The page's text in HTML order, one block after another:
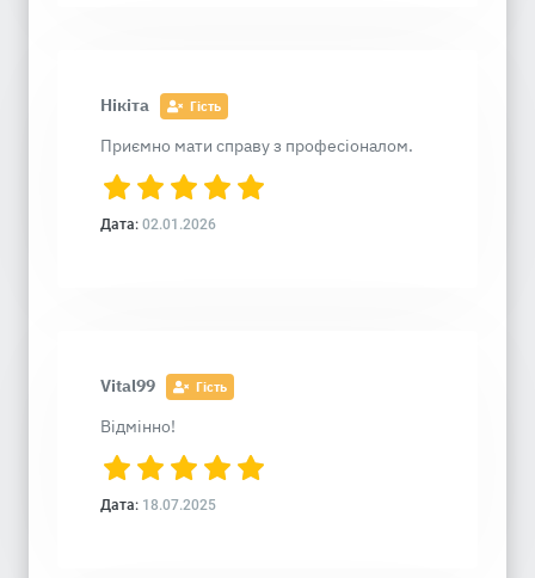
Нікіта Гість
Приємно мати справу з професіоналом.
Дата: 02.01.2026
Vital99 Гість
Відмінно!
Дата: 18.07.2025